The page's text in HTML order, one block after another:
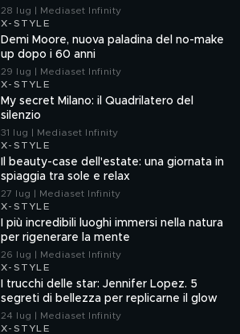
28 lug | Mediaset Infinity
X-STYLE
Demi Moore, nuova paladina del no-make
up dopo i 60 anni
29 lug | Mediaset Infinity
X-STYLE
My secret Milano: il Quadrilatero del
silenzio
31 lug | Mediaset Infinity
X-STYLE
Il beauty-case dell'estate: una giornata in
spiaggia tra sole e relax
27 lug | Mediaset Infinity
X-STYLE
I più incredibili luoghi immersi nella natura
per rigenerare la mente
26 lug | Mediaset Infinity
X-STYLE
I trucchi delle star: Jennifer Lopez. 5
segreti di bellezza per replicarne il glow
24 lug | Mediaset Infinity
X-STYLE